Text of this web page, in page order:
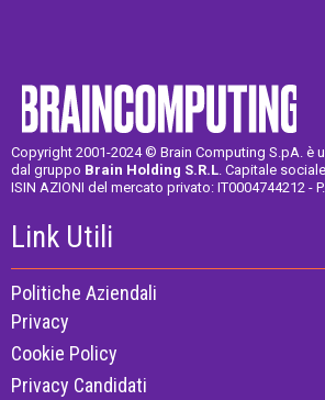
Copyright 2001-2024 © Brain Computing S.pA. è
dal gruppo Brain Holding S.R.L. Capitale
ISIN AZIONI del mercato privato: IT0004744212 -
Link Utili
Politiche Aziendali
Privacy
Cookie Policy
Privacy Candidati